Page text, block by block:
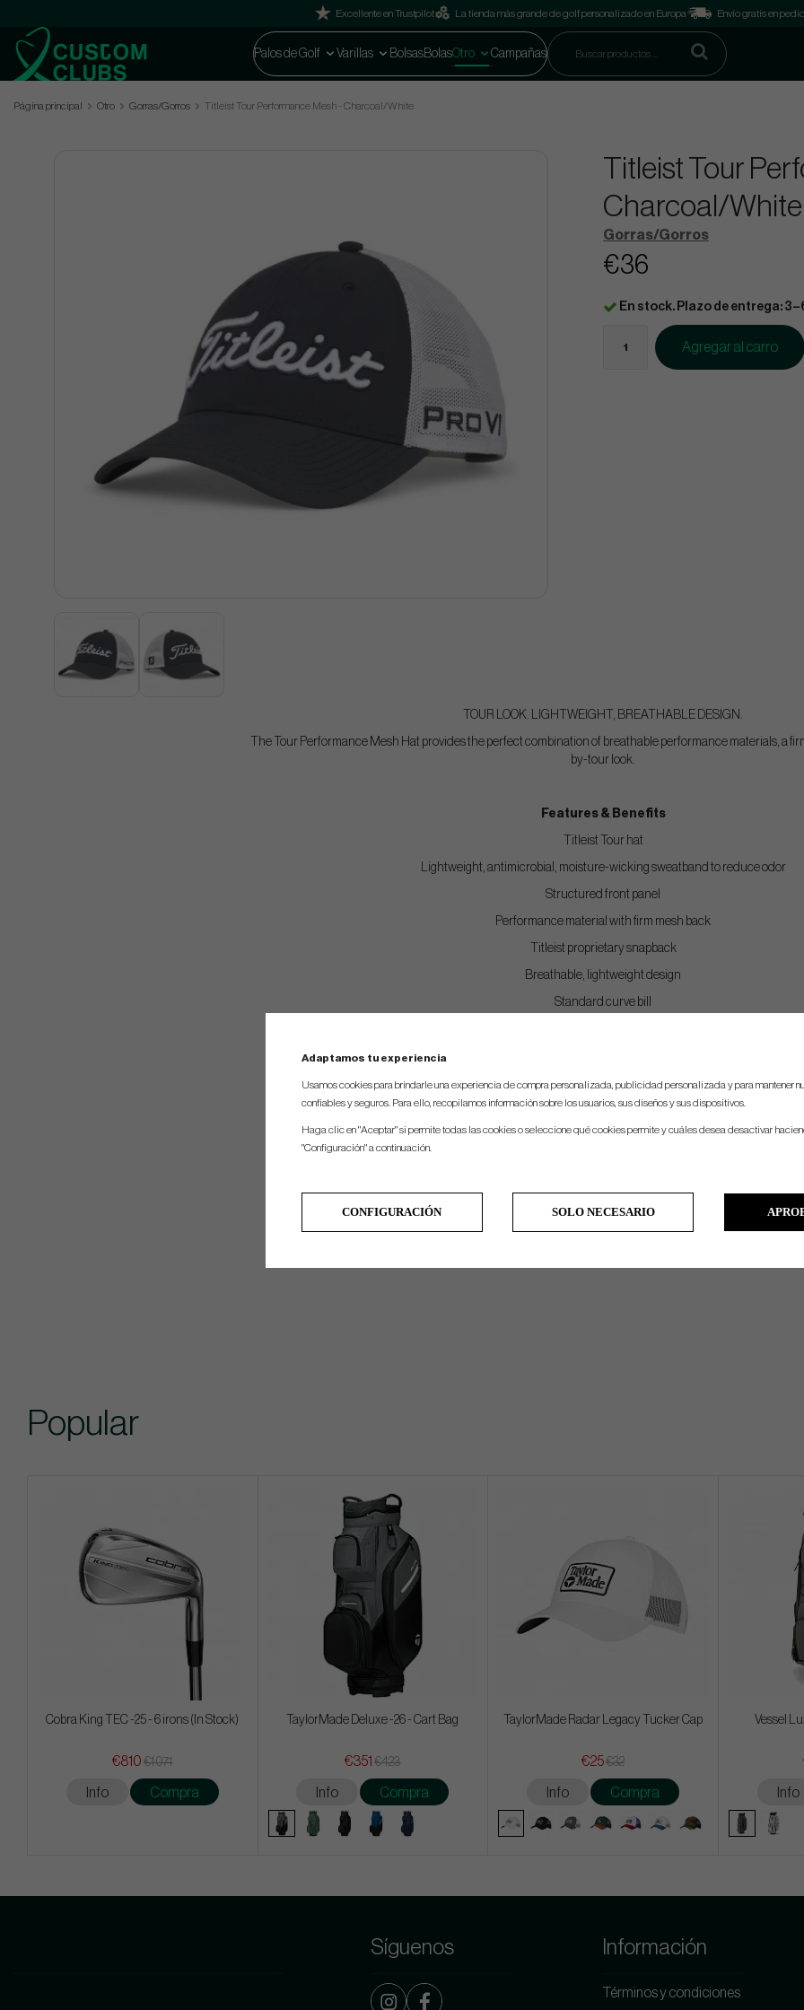
Excellente en Trustpilot La tienda más grande de golf personalizado en Europa Envío gratis en
Palos de Golf Varillas BolsasBolasOtro Campañas
Página principal Otro Gorras/Gorros Titleist Tour Performance Mesh - Charcoal/White
Titleist Tour
Charcoal/White
Gorras/Gorros
€36
En stock. Plazo de entrega:
Agregar al carro
TOUR LOOK. LIGHTWEIGHT, BREATHABLE DESIGN.
The Tour Performance Mesh Hat provides the perfect combination of breathable performance materials, a
by-tour look.
Features & Benefits
Titleist Tour hat
Lightweight, antimicrobial, moisture-wicking sweatband to reduce odor
Structured front panel
Performance material with firm mesh back
Titleist proprietary snapback
Breathable, lightweight design
Standard curve bill
Popular
Cobra King TEC -25 - 6 irons (In Stock)
€810 €1 071
Info Compra
TaylorMade Deluxe -26 - Cart Bag
€351 €423
Info Compra
TaylorMade Radar Legacy Tucker Cap
€25€32
Info Compra
Vessel
Info
Síguenos Información
Términos y condiciones
Adaptamos tu experiencia
Usamos cookies para brindarle una experiencia de compra personalizada, publicidad personalizada y para mantener
confiables y seguros. Para ello, recopilamos información sobre los usuarios, sus diseños y sus dispositivos.
Haga clic en "Aceptar" si permite todas las cookies o seleccione qué cookies permite y cuáles desea desactivar
"Configuración" a continuación.
CONFIGURACIÓN SOLO NECESARIO